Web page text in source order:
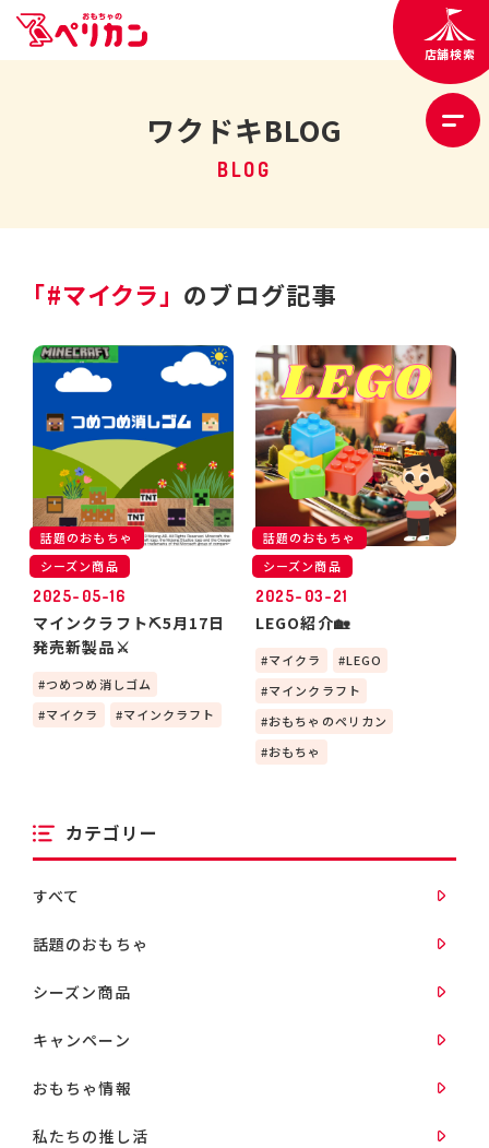
店舗検索
ワクドキBLOG
BLOG
「#マイクラ」 のブログ記事
話題のおもちゃ
シーズン商品
2025-05-16
マインクラフト⛏5月17日
発売新製品⚔
つめつめ消しゴム
マイクラ
マインクラフト
話題のおもちゃ
シーズン商品
2025-03-21
LEGO紹介🏡
マイクラ
LEGO
マインクラフト
おもちゃのペリカン
おもちゃ
カテゴリー
すべて
話題のおもちゃ
シーズン商品
キャンペーン
おもちゃ情報
私たちの推し活